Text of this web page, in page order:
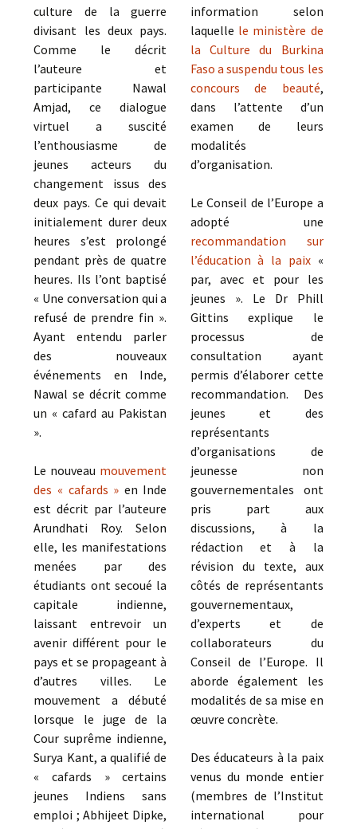
culture de la guerre
divisant les deux pays.
Comme le décrit
l’auteure et
participante Nawal
Amjad, ce dialogue
virtuel a suscité
l’enthousiasme de
jeunes acteurs du
changement issus des
deux pays. Ce qui devait
initialement durer deux
heures s’est prolongé
pendant près de quatre
heures. Ils l’ont baptisé
« Une conversation qui a
refusé de prendre fin ».
Ayant entendu parler
des nouveaux
événements en Inde,
Nawal se décrit comme
un « cafard au Pakistan
».
Le nouveau mouvement
des « cafards » en Inde
est décrit par l’auteure
Arundhati Roy. Selon
elle, les manifestations
menées par des
étudiants ont secoué la
capitale indienne,
laissant entrevoir un
avenir différent pour le
pays et se propageant à
d’autres villes. Le
mouvement a débuté
lorsque le juge de la
Cour suprême indienne,
Surya Kant, a qualifié de
« cafards » certains
jeunes Indiens sans
emploi ; Abhijeet Dipke,
information selon
laquelle le ministère de
la Culture du Burkina
Faso a suspendu tous les
concours de beauté,
dans l’attente d’un
examen de leurs
modalités
d’organisation.
Le Conseil de l’Europe a
adopté une
recommandation sur
l’éducation à la paix «
par, avec et pour les
jeunes ». Le Dr Phill
Gittins explique le
processus de
consultation ayant
permis d’élaborer cette
recommandation. Des
jeunes et des
représentants
d’organisations de
jeunesse non
gouvernementales ont
pris part aux
discussions, à la
rédaction et à la
révision du texte, aux
côtés de représentants
gouvernementaux,
d’experts et de
collaborateurs du
Conseil de l’Europe. Il
aborde également les
modalités de sa mise en
œuvre concrète.
Des éducateurs à la paix
venus du monde entier
(membres de l’Institut
international pour